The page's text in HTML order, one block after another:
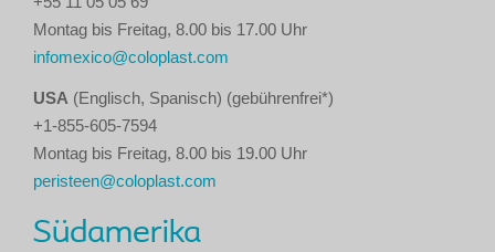
Montag bis Freitag, 8.00 bis 17.00 Uhr
infomexico@coloplast.com
USA (Englisch, Spanisch) (gebührenfrei*)
+1-855-605-7594
Montag bis Freitag, 8.00 bis 19.00 Uhr
peristeen@coloplast.com
Südamerika